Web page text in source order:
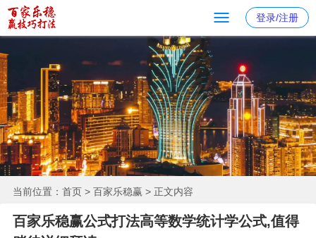
登录/注册
当前位置： 首页 > 百家乐稳赢 > 正文内容
百家乐稳赢公式打法高等数学统计学公式,值得